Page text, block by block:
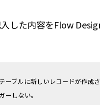
した内容をFlow
ーブルに新しいレコードが作成
ーしない。